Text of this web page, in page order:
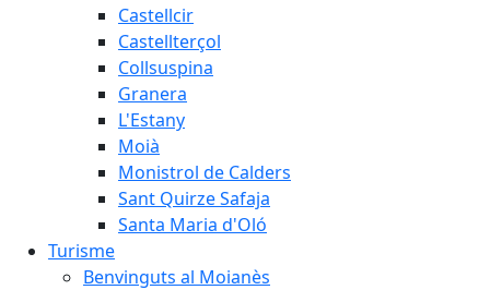
Castellcir
Castellterçol
Collsuspina
Granera
L'Estany
Moià
Monistrol de Calders
Sant Quirze Safaja
Santa Maria d'Oló
Turisme
Benvinguts al Moianès